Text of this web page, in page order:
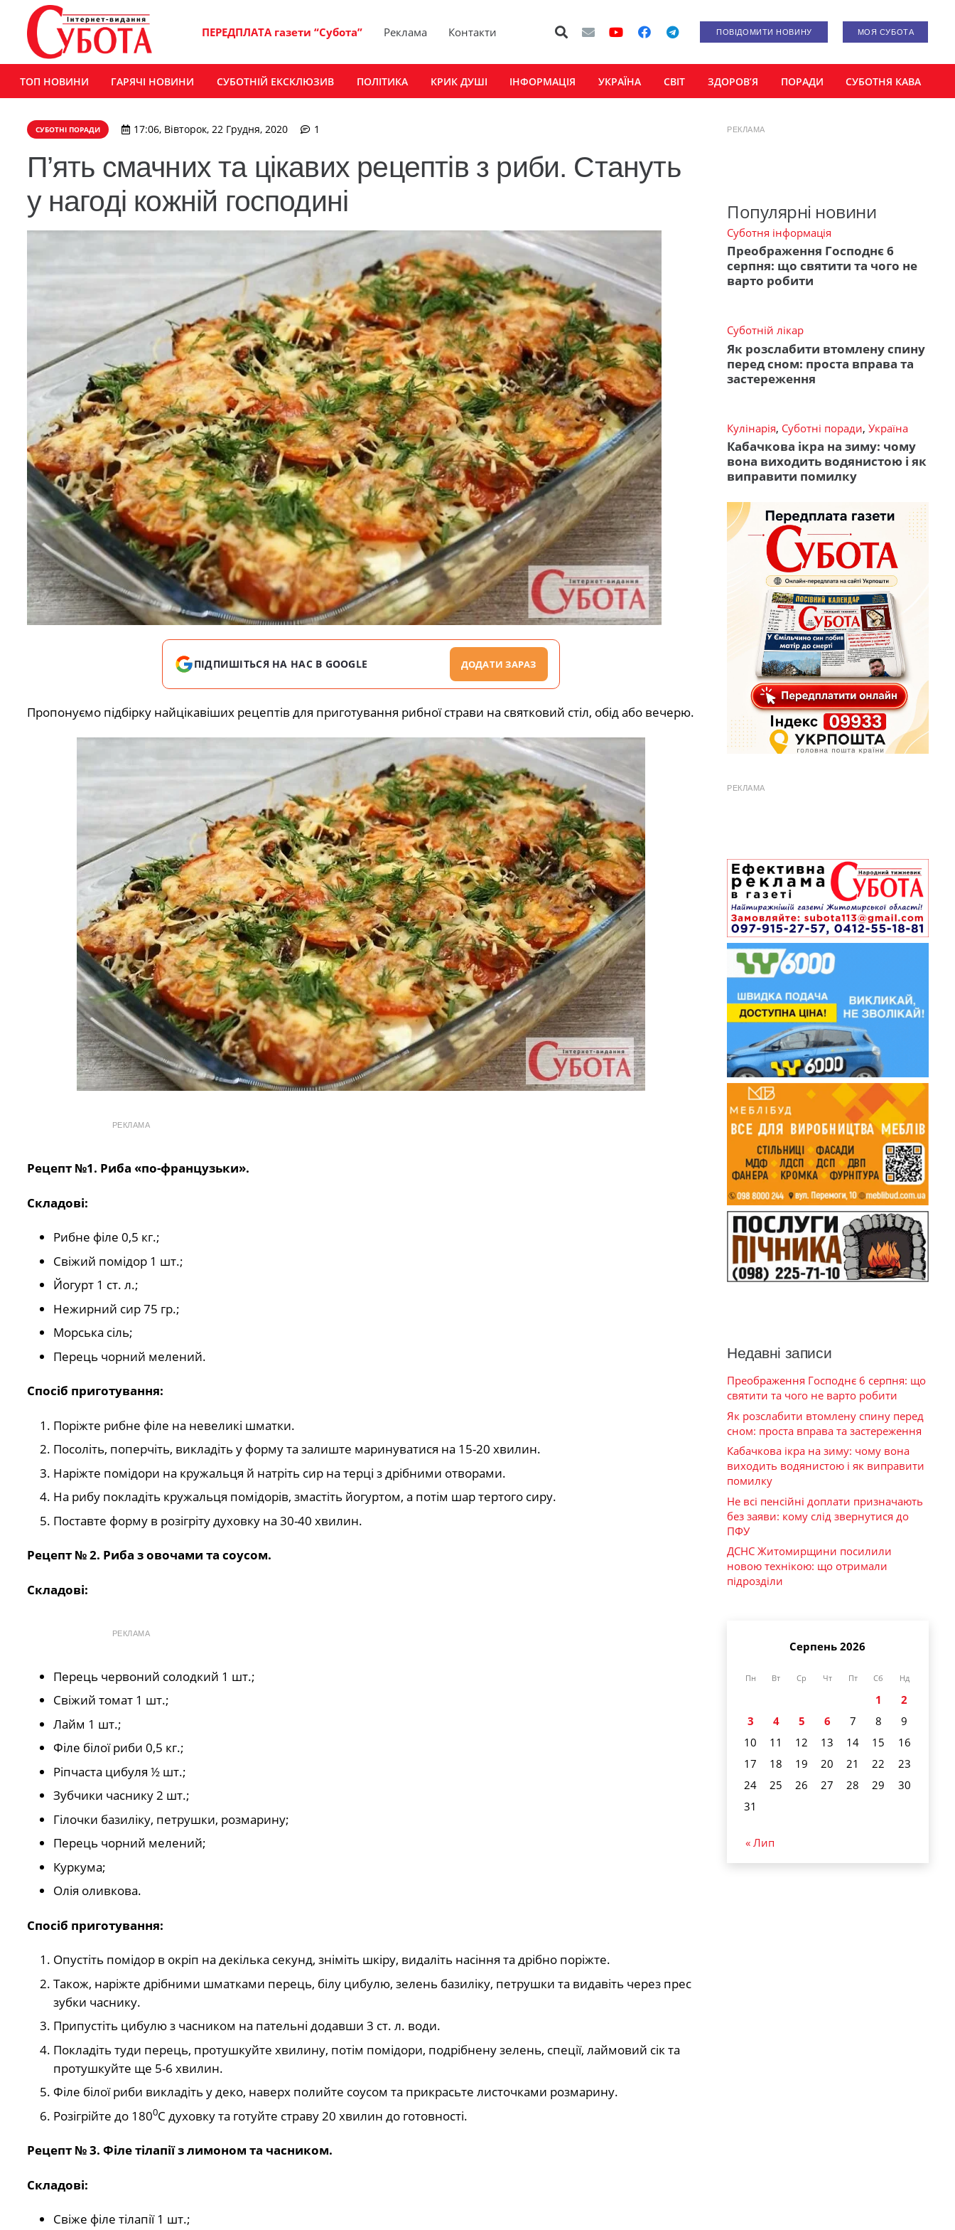
ПЕРЕДПЛАТА газети “Субота” Реклама Контакти ПОВІДОМИТИ НОВИНУ МОЯ СУБОТА
ТОП НОВИНИ ГАРЯЧІ НОВИНИ СУБОТНІЙ ЕКСКЛЮЗИВ ПОЛІТИКА КРИК ДУШІ ІНФОРМАЦІЯ УКРАЇНА СВІТ ЗДОРОВ’Я ПОРАДИ СУБОТНЯ КАВА
СУБОТНІ ПОРАДИ 17:06, Вівторок, 22 Грудня, 2020 1
П’ять смачних та цікавих рецептів з риби. Стануть
у нагоді кожній господині
ПІДПИШІТЬСЯ НА НАС В GOOGLE ДОДАТИ ЗАРАЗ
Пропонуємо підбірку найцікавіших рецептів для приготування рибної страви на святковий стіл, обід або вечерю.
РЕКЛАМА
Рецепт №1. Риба «по-французьки».
Складові:
Рибне філе 0,5 кг.;
Свіжий помідор 1 шт.;
Йогурт 1 ст. л.;
Нежирний сир 75 гр.;
Морська сіль;
Перець чорний мелений.
Спосіб приготування:
Поріжте рибне філе на невеликі шматки.
Посоліть, поперчіть, викладіть у форму та залиште маринуватися на 15-20 хвилин.
Наріжте помідори на кружальця й натріть сир на терці з дрібними отворами.
На рибу покладіть кружальця помідорів, змастіть йогуртом, а потім шар тертого сиру.
Поставте форму в розігріту духовку на 30-40 хвилин.
Рецепт № 2. Риба з овочами та соусом.
Складові:
РЕКЛАМА
Перець червоний солодкий 1 шт.;
Свіжий томат 1 шт.;
Лайм 1 шт.;
Філе білої риби 0,5 кг.;
Ріпчаста цибуля ½ шт.;
Зубчики часнику 2 шт.;
Гілочки базиліку, петрушки, розмарину;
Перець чорний мелений;
Куркума;
Олія оливкова.
Спосіб приготування:
Опустіть помідор в окріп на декілька секунд, зніміть шкіру, видаліть насіння та дрібно поріжте.
Також, наріжте дрібними шматками перець, білу цибулю, зелень базиліку, петрушки та видавіть через прес
зубки часнику.
Припустіть цибулю з часником на пательні додавши 3 ст. л. води.
Покладіть туди перець, протушкуйте хвилину, потім помідори, подрібнену зелень, спеції, лаймовий сік та
протушкуйте ще 5-6 хвилин.
Філе білої риби викладіть у деко, наверх полийте соусом та прикрасьте листочками розмарину.
Розігрійте до 1800С духовку та готуйте страву 20 хвилин до готовності.
Рецепт № 3. Філе тілапії з лимоном та часником.
Складові:
Свіже філе тілапії 1 шт.;
РЕКЛАМА
Популярні новини
Суботня інформація
Преображення Господнє 6
серпня: що святити та чого не
варто робити
Суботній лікар
Як розслабити втомлену спину
перед сном: проста вправа та
застереження
Кулінарія, Суботні поради, Україна
Кабачкова ікра на зиму: чому
вона виходить водянистою і як
виправити помилку
РЕКЛАМА
Недавні записи
Преображення Господнє 6 серпня: що
святити та чого не варто робити
Як розслабити втомлену спину перед
сном: проста вправа та застереження
Кабачкова ікра на зиму: чому вона
виходить водянистою і як виправити
помилку
Не всі пенсійні доплати призначають
без заяви: кому слід звернутися до
ПФУ
ДСНС Житомирщини посилили
новою технікою: що отримали
підрозділи
Серпень 2026
Пн Вт Ср Чт Пт Сб Нд
1
2
3
4 5 6 7 8
9
10
11 12 13 14 15
16
17
18 19 20 21 22
23
24
25 26 27 28 29
30
31
« Лип